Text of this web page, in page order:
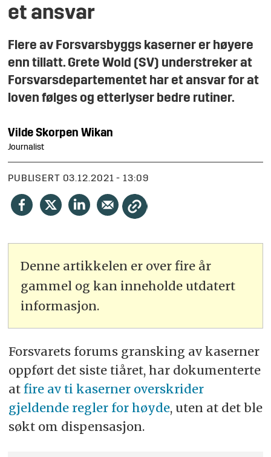
et ansvar
Flere av Forsvarsbyggs kaserner er høyere
enn tillatt. Grete Wold (SV) understreker at
Forsvarsdepartementet har et ansvar for at
loven følges og etterlyser bedre rutiner.
Vilde Skorpen Wikan
Journalist
PUBLISERT 03.12.2021 - 13:09
Denne artikkelen er over fire år
gammel og kan inneholde utdatert
informasjon.
Forsvarets forums gransking av kaserner
oppført det siste tiåret, har dokumenterte
atfire av ti kaserner overskrider
gjeldende regler for høyde, uten at det ble
søkt om dispensasjon.